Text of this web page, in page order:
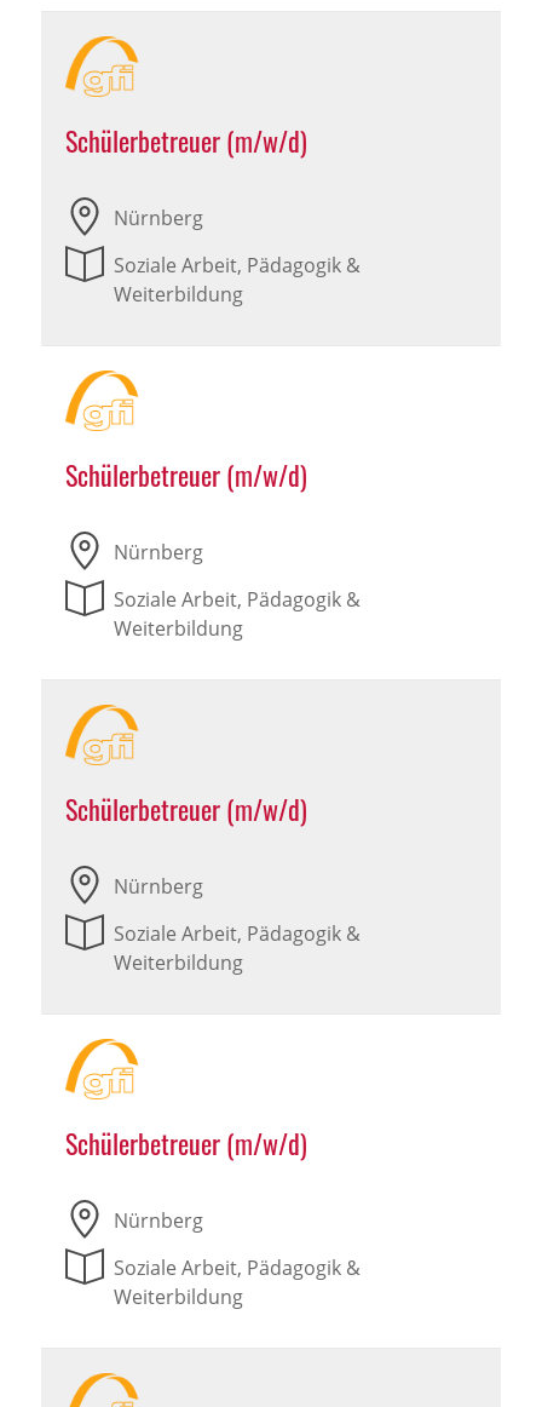
Schülerbetreuer (m/w/d)
Nürnberg
Soziale Arbeit, Pädagogik &
Weiterbildung
Schülerbetreuer (m/w/d)
Nürnberg
Soziale Arbeit, Pädagogik &
Weiterbildung
Schülerbetreuer (m/w/d)
Nürnberg
Soziale Arbeit, Pädagogik &
Weiterbildung
Schülerbetreuer (m/w/d)
Nürnberg
Soziale Arbeit, Pädagogik &
Weiterbildung